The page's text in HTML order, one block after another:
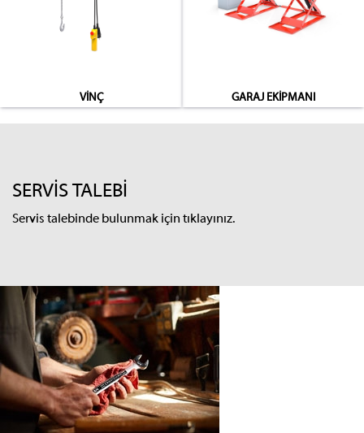
VİNÇ GARAJ EKİPMANI
SERVİS TALEBİ
Servis talebinde bulunmak için tıklayınız.